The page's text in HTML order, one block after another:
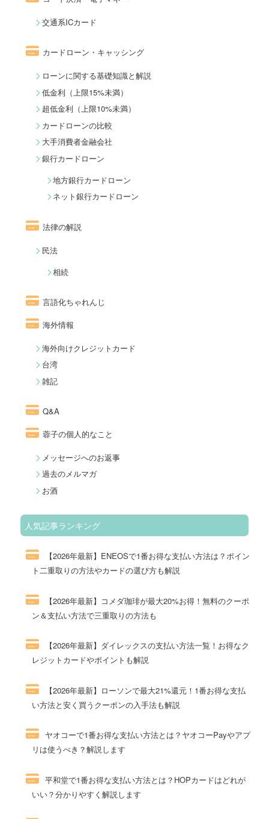
交通系ICカード
カードローン・キャッシング
ローンに関する基礎知識と解説
低金利（上限15%未満）
超低金利（上限10%未満）
カードローンの比較
大手消費者金融会社
銀行カードローン
地方銀行カードローン
ネット銀行カードローン
法律の解説
民法
相続
言語化ちゃれんじ
海外情報
海外向けクレジットカード
台湾
雑記
Q&A
蓉子の個人的なこと
メッセージへのお返事
過去のメルマガ
お酒
人気記事ランキング
【2026年最新】ENEOSで1番お得な支払い方法は？ポイン
ト二重取りの方法やカードの選び方も解説
【2026年最新】コメダ珈琲が最大20%お得！無料のクーポ
ン＆支払い方法で三重取りの方法も
【2026年最新】ダイレックスの支払い方法一覧！お得なク
レジットカードやポイントも解説
【2026年最新】ローソンで最大21%還元！1番お得な支払
い方法と安く買うクーポンの入手法も解説
ヤオコーで1番お得な支払い方法とは？ヤオコーPayやアプ
リは使うべき？解説します
平和堂で1番お得な支払い方法とは？HOPカードはどれが
いい？分かりやすく解説します